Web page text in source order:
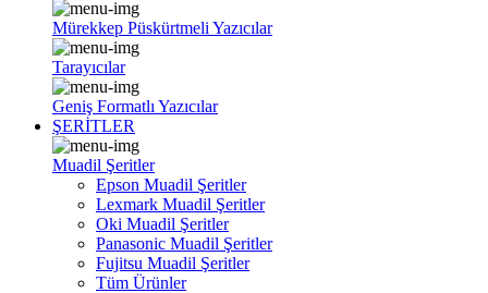
Mürekkep Püskürtmeli Yazıcılar
Tarayıcılar
Geniş Formatlı Yazıcılar
ŞERİTLER
Muadil Şeritler
Epson Muadil Şeritler
Lexmark Muadil Şeritler
Oki Muadil Şeritler
Panasonic Muadil Şeritler
Fujitsu Muadil Şeritler
Tüm Ürünler